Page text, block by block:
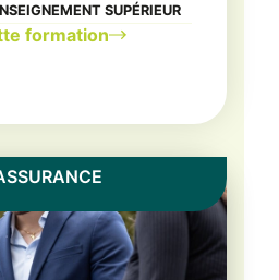
SUPÉRIEUR
formation